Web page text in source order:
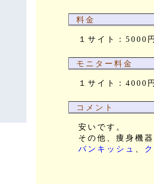
料金
１サイト：5000
モニター料金
１サイト：4000
コメント
安いです。
その他、痩身機
バンキッシュ